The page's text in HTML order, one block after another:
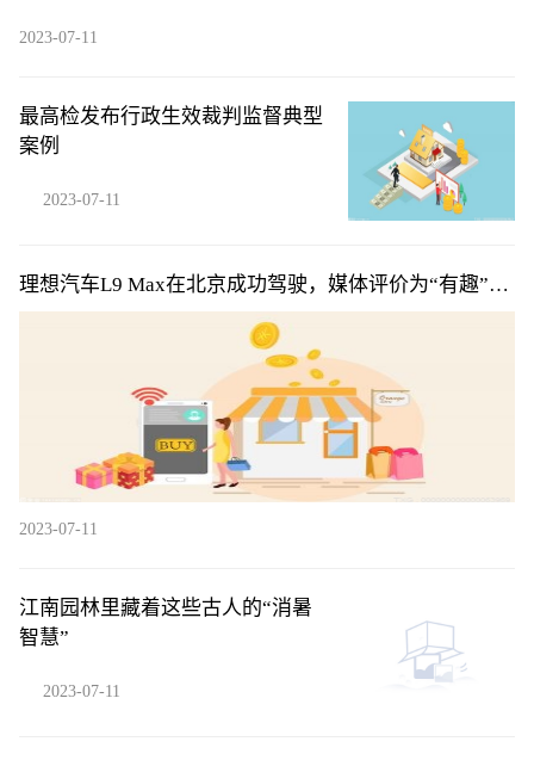
2023-07-11
最高检发布行政生效裁判监督典型
案例
2023-07-11
理想汽车L9 Max在北京成功驾驶，媒体评价为“有趣”、
“好玩”
2023-07-11
江南园林里藏着这些古人的“消暑
智慧”
2023-07-11